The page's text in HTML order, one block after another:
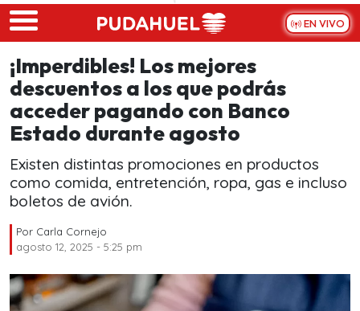
Skip to main content
EN VIVO
¡Imperdibles! Los mejores
descuentos a los que podrás
acceder pagando con Banco
Estado durante agosto
Existen distintas promociones en productos
como comida, entretención, ropa, gas e incluso
boletos de avión.
Por Carla Cornejo
agosto 12, 2025 - 5:25 pm